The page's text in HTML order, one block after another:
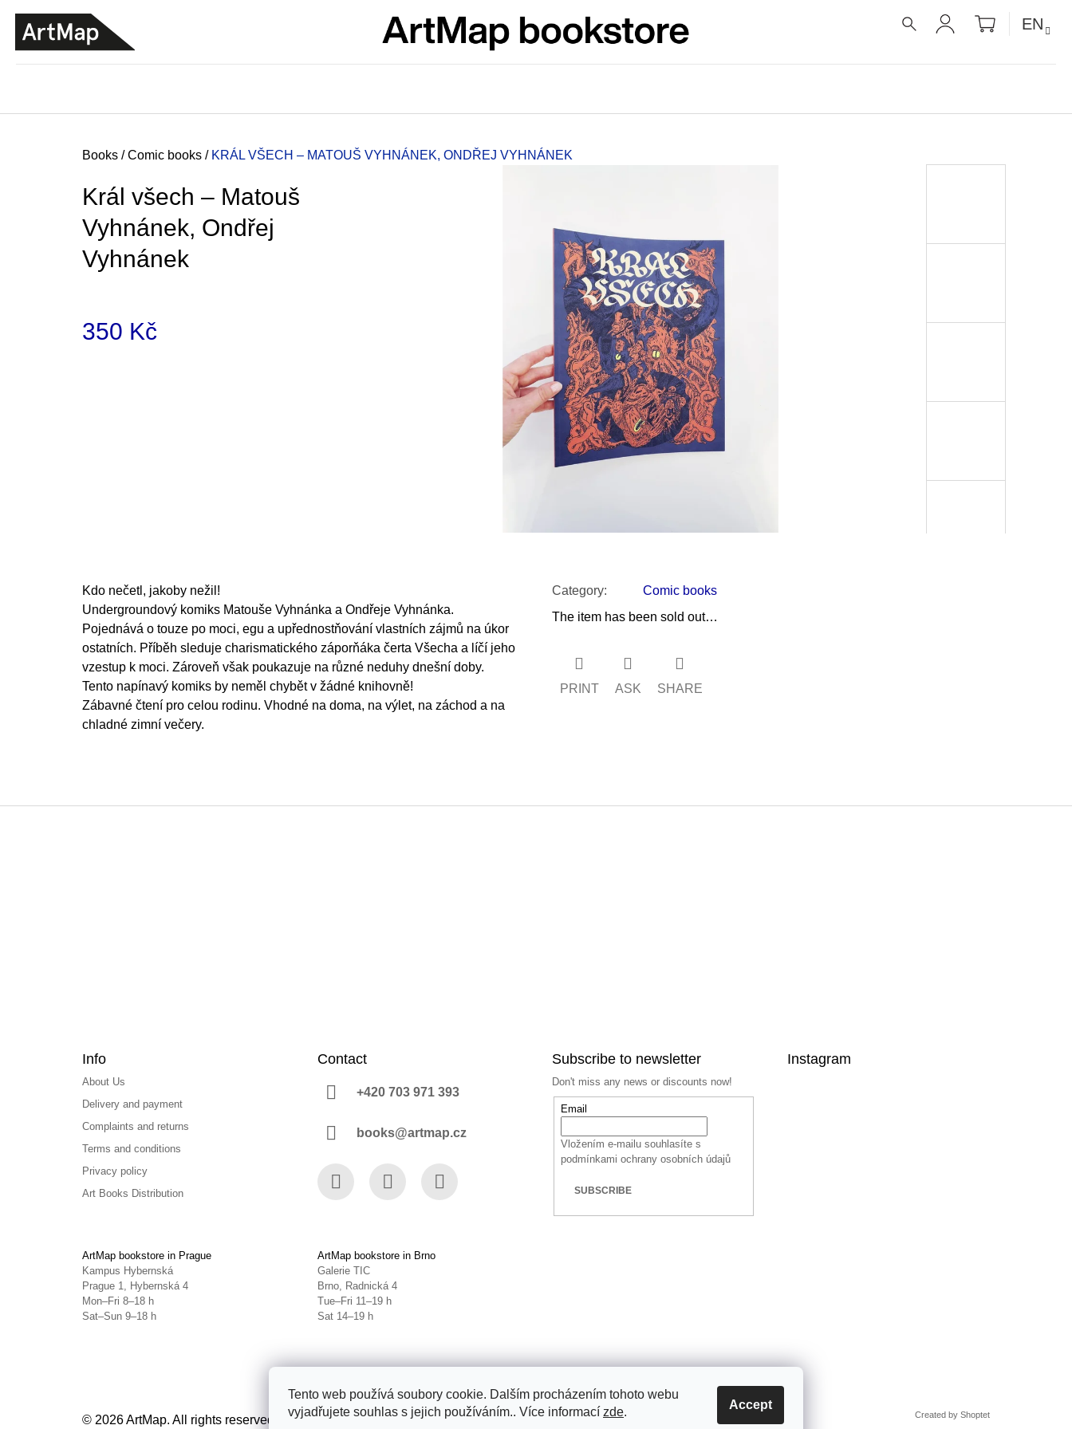
Tento web používá soubory cookie. Dalším procházením tohoto webu
vyjadřujete souhlas s jejich používáním.. Více informací zde.
Accept
CART
EN
Home
Books / Comic books / KRÁL VŠECH – MATOUŠ VYHNÁNEK, ONDŘEJ VYHNÁNEK
Král všech – Matouš
Vyhnánek, Ondřej
Vyhnánek
350 Kč
Kdo nečetl, jakoby nežil!
Undergroundový komiks Matouše Vyhnánka a Ondřeje Vyhnánka.
Pojednává o touze po moci, egu a upřednostňování vlastních zájmů na úkor
ostatních. Příběh sleduje charismatického záporňáka čerta Všecha a líčí jeho
vzestup k moci. Zároveň však poukazuje na různé neduhy dnešní doby.
Tento napínavý komiks by neměl chybět v žádné knihovně!
Zábavné čtení pro celou rodinu. Vhodné na doma, na výlet, na záchod a na
chladné zimní večery.
Category:
Comic books
The item has been sold out…
PRINT ASK SHARE
BACK
SHOPPING
BACK
SHOPPING
SEARCH
JMÉNO
VÝVAR
NEJEN ROMSKÉ RECEPTY PRO
SNESITELNĚJŠÍ KLIMA
300 Kč
Was: 350 Kč
Info
About Us
Delivery and payment
Complaints and returns
Terms and conditions
Privacy policy
Art Books Distribution
Contact
+420 703 971 393
books@artmap.cz
Subscribe to newsletter
Don't miss any news or discounts now!
Email
Vložením e-mailu souhlasíte s
podmínkami ochrany osobních údajů
SUBSCRIBE
Instagram
ArtMap bookstore in Prague
Kampus Hybernská
Prague 1, Hybernská 4
Mon–Fri 8–18 h
Sat–Sun 9–18 h
ArtMap bookstore in Brno
Galerie TIC
Brno, Radnická 4
Tue–Fri 11–19 h
Sat 14–19 h
© 2026 ArtMap. All rights reserved. Edit cookie settings